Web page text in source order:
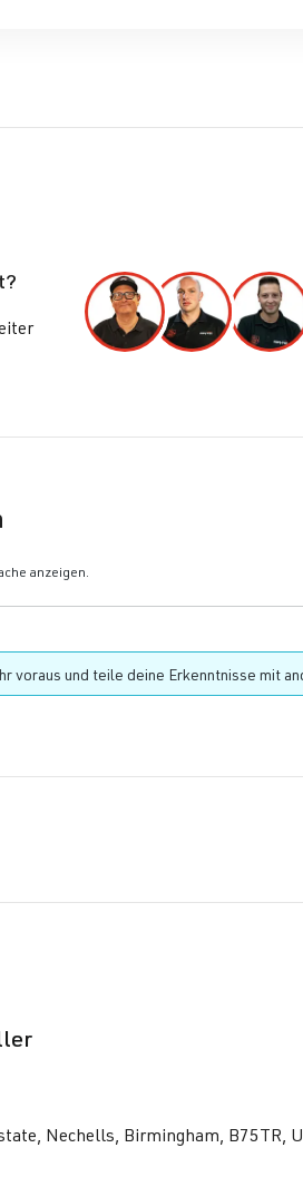
anzeigen.
voraus und teile deine Erkenntnisse mit
Nechells, Birmingham, B75TR,